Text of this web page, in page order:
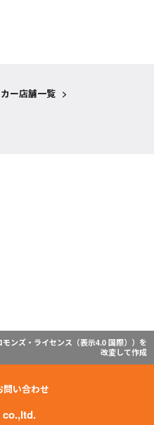
ー店舗一覧 >
ンズ・ライセンス（表示4.0 国際） ）を
改変して作成
問い合わせ